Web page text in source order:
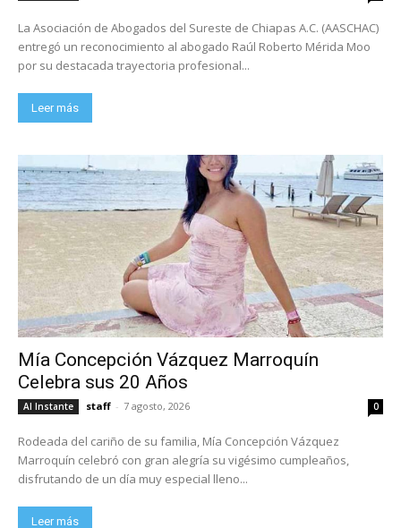
La Asociación de Abogados del Sureste de Chiapas A.C. (AASCHAC)
entregó un reconocimiento al abogado Raúl Roberto Mérida Moo
por su destacada trayectoria profesional...
Leer más
Mía Concepción Vázquez Marroquín
Celebra sus 20 Años
Al Instante staff - 7 agosto, 2026 0
Rodeada del cariño de su familia, Mía Concepción Vázquez
Marroquín celebró con gran alegría su vigésimo cumpleaños,
disfrutando de un día muy especial lleno...
Leer más